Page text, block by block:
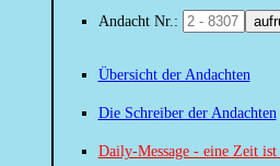
Andacht Nr.:
Übersicht der Andachten
Die Schreiber der Andachten
Daily-Message - eine Zeit